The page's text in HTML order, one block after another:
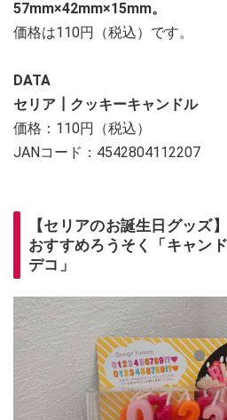
57mm×42mm×15mm。
価格は110円（税込）です。
DATA
セリア┃クッキーキャンドル
価格：110円（税込）
JANコード：4542804112207
【セリアのお誕生日グッズ
おすすめろうそく「キャン
デコ」